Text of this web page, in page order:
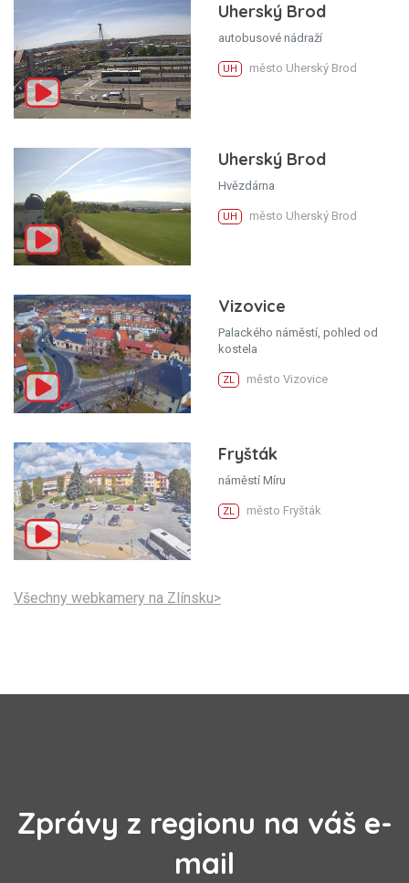
Uherský Brod
autobusové nádraží
UH město Uherský Brod
Uherský Brod
Hvězdárna
UH město Uherský Brod
Vizovice
Palackého náměstí, pohled od
kostela
ZL město Vizovice
Fryšták
náměstí Míru
ZL město Fryšták
Všechny webkamery na Zlínsku>
Zprávy z regionu na váš e-
mail